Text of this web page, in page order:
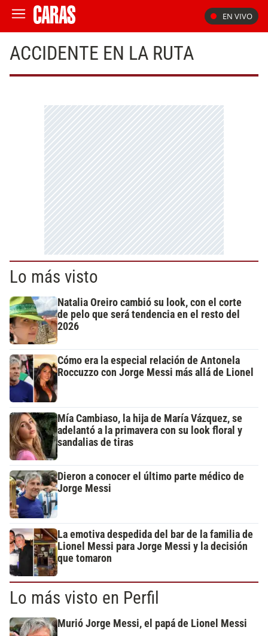
EN VIVO
ACCIDENTE EN LA RUTA
Lo más visto
Natalia Oreiro cambió su look, con el corte
de pelo que será tendencia en el resto del
2026
Cómo era la especial relación de Antonela
Roccuzzo con Jorge Messi más allá de Lionel
Mía Cambiaso, la hija de María Vázquez, se
adelantó a la primavera con su look floral y
sandalias de tiras
Dieron a conocer el último parte médico de
Jorge Messi
La emotiva despedida del bar de la familia de
Lionel Messi para Jorge Messi y la decisión
que tomaron
Lo más visto en Perfil
Murió Jorge Messi, el papá de Lionel Messi